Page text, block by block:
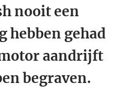
nooit een
hebben gehad
aandrijft
begraven.